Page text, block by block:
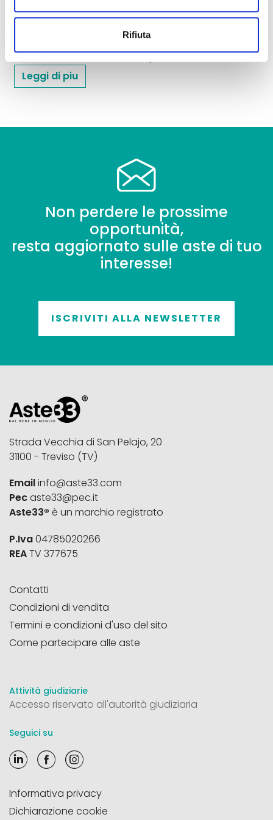
Rifiuta
scorrevoli, lunghezza 175cm; Armadio metallico
basso in metallo con 2 ante scorrevoli, lunghezza
120cm;Bacheca;Mobile basso con 2 ante,
dimensioni 190cm;Macchina per...
Leggi di piu
Non perdere le prossime
opportunità,
resta aggiornato sulle aste di tuo
interesse!
ISCRIVITI ALLA NEWSLETTER
Strada Vecchia di San Pelajo, 20
31100 - Treviso (TV)
Emailinfo@aste33.com
Pecaste33@pec.it
Aste33® è un marchio registrato
P.Iva04785020266
REATV 377675
Contatti
Condizioni di vendita
Termini e condizioni d'uso del sito
Come partecipare alle aste
Attività giudiziarie
Accesso riservato all'autorità giudiziaria
Seguici su
Informativa privacy
Dichiarazione cookie